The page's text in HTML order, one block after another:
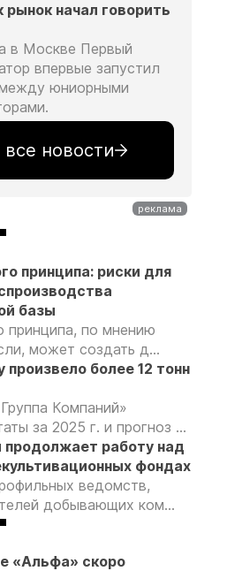
в
05.08.26
Кассация
оставила в
силе
по делу о
незаконной
добыче 43
кг золота и
серебра на
Урале
05.08.26
Эксперты
предложили
изменить
регулированию
россыпной
золотодобычи
на фоне
реформы
лицензирования
рынок начал говорить
в Москве Первый
впервые запустил
юниорными
новости
принципа: риски для
базы
принципа, по мнению
может создать д...
более 12 тонн
Компаний»
за 2025 г. и прогноз ...
продолжает работу над
фондах
ведомств,
добывающих ком...
«Альфа» скоро